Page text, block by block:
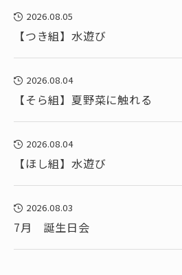
2026.08.05
【つき組】水遊び
2026.08.04
【そら組】夏野菜に触れる
2026.08.04
【ほし組】水遊び
2026.08.03
7月 誕生日会